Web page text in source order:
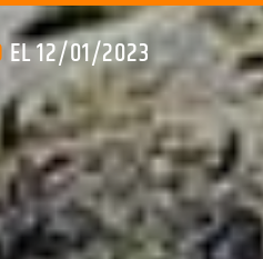
EL 12/01/2023